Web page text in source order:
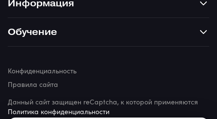
Информация
Обучение
Данный сайт защищен reCaptcha, к которой применяются
Политика конфиденциальности
Конфиденциальность
Правила сайта